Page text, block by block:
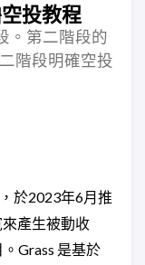
投教程
。第二階段的
階段明確空投
於2023年6月推
產生被動收
Grass 是基於